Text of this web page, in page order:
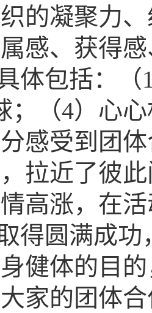
的凝聚力
感、获得
体包括：
；（4）心
感受到团
拉近了彼
高涨，在
得圆满成
健体的目
家的团体